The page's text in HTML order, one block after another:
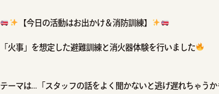
【今日の活動はお出かけ＆消防訓練】
「火事」を想定した避難訓練と消火器体験を行いました
テーマは…「スタッフの話をよく聞かないと逃げ遅れちゃうか